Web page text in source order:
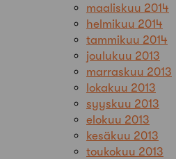
maaliskuu 2014
helmikuu 2014
tammikuu 2014
joulukuu 2013
marraskuu 2013
lokakuu 2013
syyskuu 2013
elokuu 2013
kesäkuu 2013
toukokuu 2013